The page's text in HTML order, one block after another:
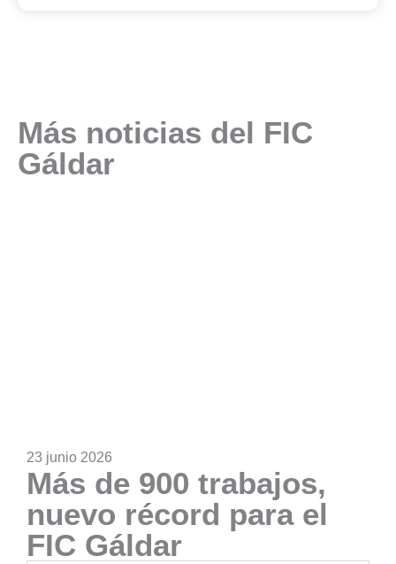
Más noticias del FIC
Gáldar
23 junio 2026
Más de 900 trabajos,
nuevo récord para el
FIC Gáldar